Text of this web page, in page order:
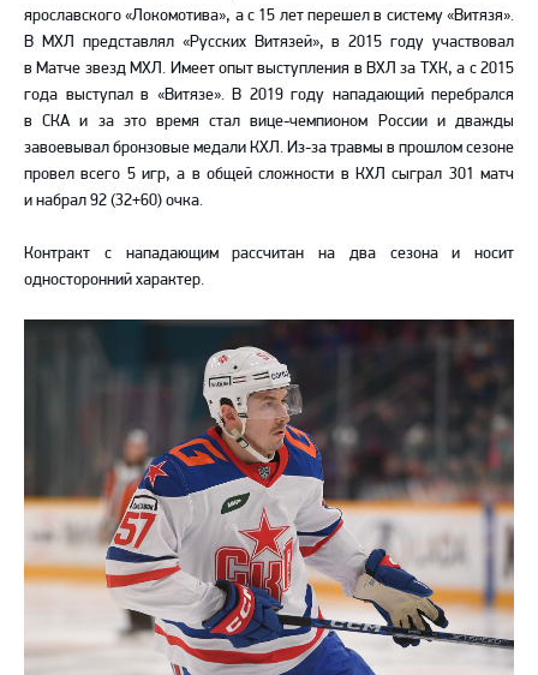
ярославского «Локомотива», а с 15 лет перешел в систему «Витязя».
В МХЛ представлял «Русских Витязей», в 2015 году участвовал
в Матче звезд МХЛ. Имеет опыт выступления в ВХЛ за ТХК, а с 2015
года выступал в «Витязе». В 2019 году нападающий перебрался
в СКА и за это время стал вице-чемпионом России и дважды
завоевывал бронзовые медали КХЛ. Из-за травмы в прошлом сезоне
провел всего 5 игр, а в общей сложности в КХЛ сыграл 301 матч
и набрал 92 (32+60) очка.
Контракт с нападающим рассчитан на два сезона и носит
односторонний характер.